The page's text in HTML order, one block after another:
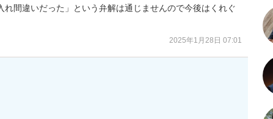
間違いだった」という弁解は通じませんので今後はくれぐ
2025年1月28日 07:01